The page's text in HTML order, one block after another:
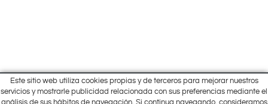
Inicio
Ofertas
Pol. Cantalgallo Calle A Naves 10-12
Este sitio web utiliza cookies propias y de terceros para mejorar nuestros
servicios y mostrarle publicidad relacionada con sus preferencias mediante el
análisis de sus hábitos de navegación. Si continua navegando, consideramos